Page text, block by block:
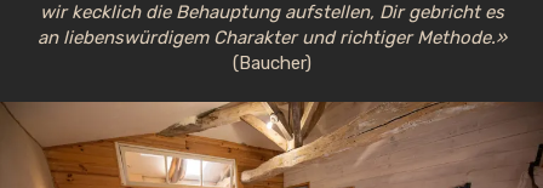
wir kecklich die Behauptung aufstellen, Dir gebricht es
an liebenswürdigem Charakter und richtiger Methode.»
(Baucher)